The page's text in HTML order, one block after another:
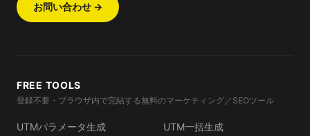
お問い合わせ →
FREE TOOLS
登録不要・ブラウザ内で完結する無料のマーケティング／SEOツール
UTMパラメータ生成 UTM一括生成